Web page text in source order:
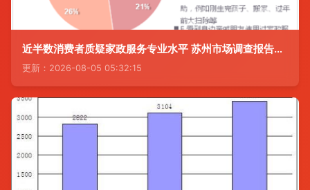
近半数消费者质疑家政服务专业水平 苏州市场调查报告揭示行业痛点
更新：2026-08-05 05:32:15